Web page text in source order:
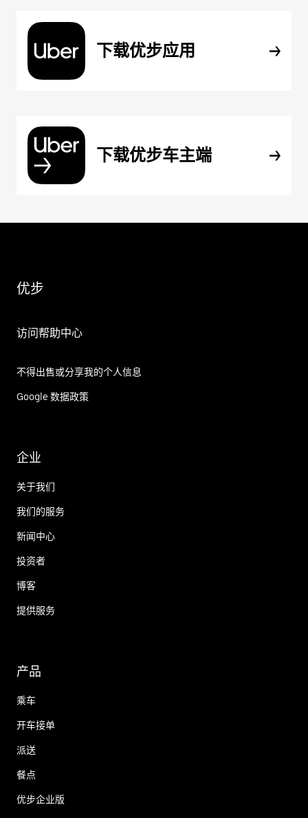
下载优步应用
下载优步车主端
优步
访问帮助中心
不得出售或分享我的个人信息
Google 数据政策
企业
关于我们
我们的服务
新闻中心
投资者
博客
提供服务
产品
乘车
开车接单
派送
餐点
优步企业版